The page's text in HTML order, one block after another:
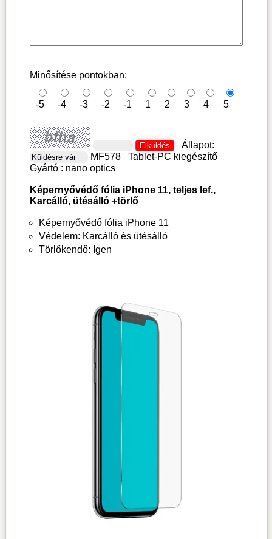
Minősítése pontokban:
-5 -4 -3 -2 -1 1 2 3 4 5
Állapot:
MF578
Tablet-PC kiegészítő
Gyártó : nano optics
Képernyővédő fólia iPhone 11, teljes lef.,
Karcálló, ütésálló +törlő
Képernyővédő fólia iPhone 11
Védelem: Karcálló és ütésálló
Törlőkendő: Igen